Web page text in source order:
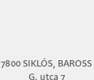
7800 SIKLÓS, BAROSS
G. utca 7